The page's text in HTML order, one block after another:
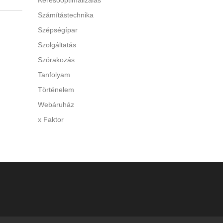
Számítástechnika
Szépségípar
Szolgáltatás
Szórakozás
Tanfolyam
Történelem
Webáruház
x Faktor